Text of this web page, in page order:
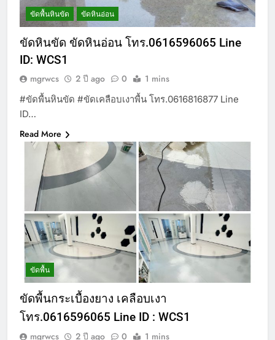
ขัดพื้นหินขัด ขัดหินอ่อน
ขัดหินขัด ขัดหินอ่อน โทร.0616596065 Line
ID: WCS1
mgrwcs 2 ปี ago 0 1 mins
#ขัดพื้นหินขัด #ขัดเคลือบเงาพื้น โทร.0616816877 Line
ID…
Read More
ขัดพื้น
ขัดพื้นกระเบื้องยาง เคลือบเงา
โทร.0616596065 Line ID : WCS1
mgrwcs 2 ปี ago 0 1 mins